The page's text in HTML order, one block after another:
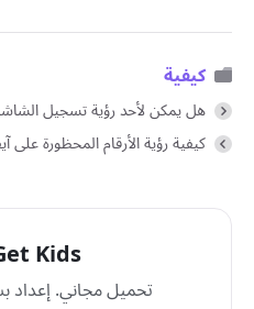
كيفية
هل يمكن لأحد رؤية تسجيل
كيفية رؤية الأرقام المحظورة على
Kids
تحميل مجاني. إعداد